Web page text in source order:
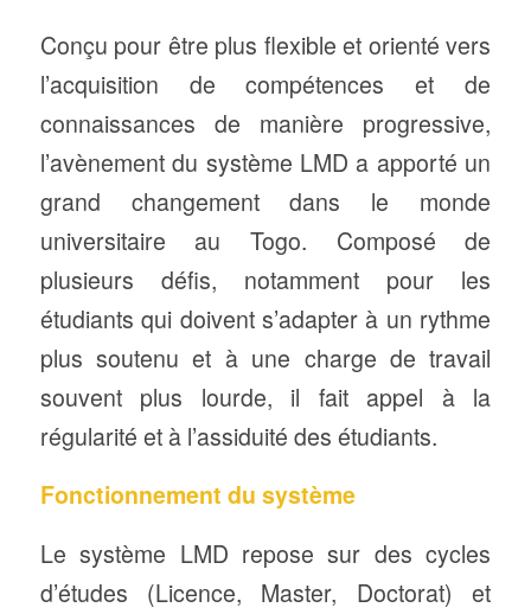
Conçu pour être plus flexible et orienté vers
l’acquisition de compétences et de
connaissances de manière progressive,
l’avènement du système LMD a apporté un
grand changement dans le monde
universitaire au Togo. Composé de
plusieurs défis, notamment pour les
étudiants qui doivent s’adapter à un rythme
plus soutenu et à une charge de travail
souvent plus lourde, il fait appel à la
régularité et à l’assiduité des étudiants.
Fonctionnement du système
Le système LMD repose sur des cycles
d’études (Licence, Master, Doctorat) et